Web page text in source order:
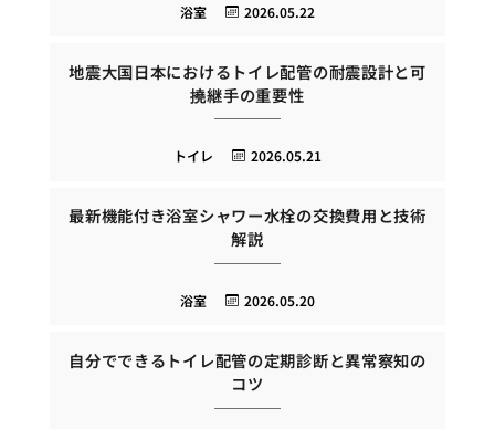
2026.05.22
浴室
地震大国日本におけるトイレ配管の耐震設計と可
撓継手の重要性
2026.05.21
トイレ
最新機能付き浴室シャワー水栓の交換費用と技術
解説
2026.05.20
浴室
自分でできるトイレ配管の定期診断と異常察知の
コツ